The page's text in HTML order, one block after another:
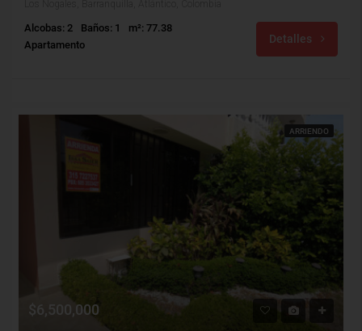
Alcobas: 2 Baños: 1
m²: 77.38
Apartamento
Detalles
ARRIENDO
$6,500,000